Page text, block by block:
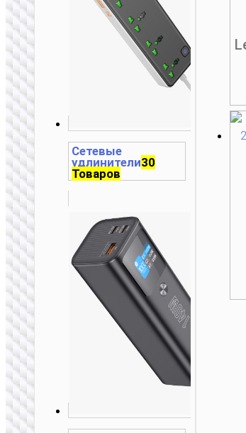
Сетевые
удлинители30
Товаров